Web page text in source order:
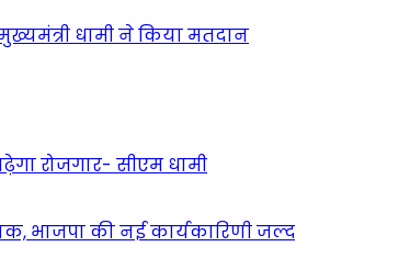
धामी ने किया मतदान
रोजगार- सीएम धामी
भाजपा की नई कार्यकारिणी जल्द